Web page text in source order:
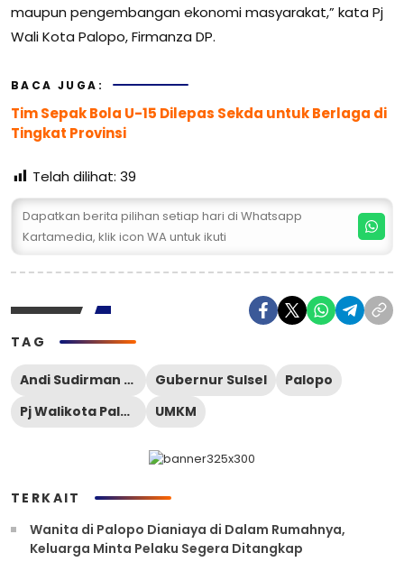
maupun pengembangan ekonomi masyarakat,” kata Pj
Wali Kota Palopo, Firmanza DP.
BACA JUGA:
Tim Sepak Bola U-15 Dilepas Sekda untuk Berlaga di
Tingkat Provinsi
Telah dilihat: 39
Dapatkan berita pilihan setiap hari di Whatsapp
Kartamedia, klik icon WA untuk ikuti
TAG
Andi Sudirman Sulaiman Gubernur Sulsel
Palopo
Pj Walikota Palopo
UMKM
TERKAIT
Wanita di Palopo Dianiaya di Dalam Rumahnya,
Keluarga Minta Pelaku Segera Ditangkap